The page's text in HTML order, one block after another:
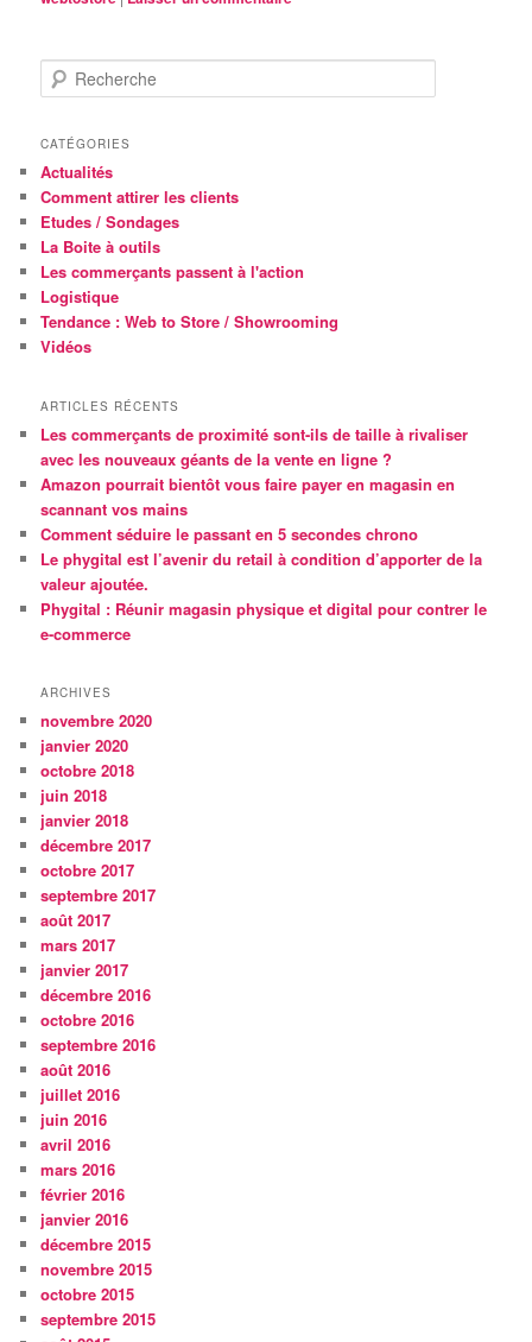
e
h
r
c
h
e
CATÉGORIES
Actualités
Comment attirer les clients
Etudes / Sondages
La Boite à outils
Les commerçants passent à l'action
Logistique
Tendance : Web to Store / Showrooming
Vidéos
ARTICLES RÉCENTS
Les commerçants de proximité sont-ils de taille à rivaliser
avec les nouveaux géants de la vente en ligne ?
Amazon pourrait bientôt vous faire payer en magasin en
scannant vos mains
Comment séduire le passant en 5 secondes chrono
Le phygital est l’avenir du retail à condition d’apporter de la
valeur ajoutée.
Phygital : Réunir magasin physique et digital pour contrer le
e-commerce
ARCHIVES
novembre 2020
janvier 2020
octobre 2018
juin 2018
janvier 2018
décembre 2017
octobre 2017
septembre 2017
août 2017
mars 2017
janvier 2017
décembre 2016
octobre 2016
septembre 2016
août 2016
juillet 2016
juin 2016
avril 2016
mars 2016
février 2016
janvier 2016
décembre 2015
novembre 2015
octobre 2015
septembre 2015